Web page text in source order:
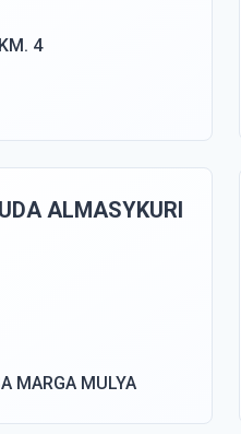
4
ALMASYKURI
MARGA MULYA